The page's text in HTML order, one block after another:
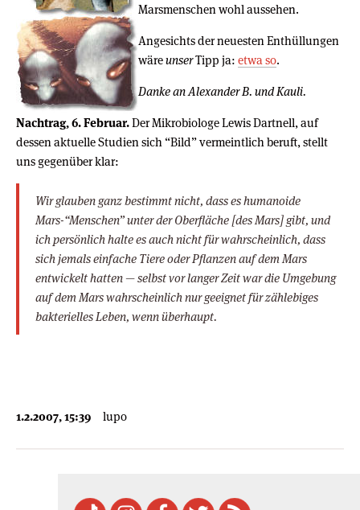
Marsmenschen wohl aussehen.
Angesichts der neuesten Enthüllungen
wäreunserTipp ja: etwa so.
Danke an Alexander B. und Kauli.
Nachtrag, 6. Februar.Der Mikrobiologe Lewis Dartnell, auf
dessen aktuelle Studien sich “Bild” vermeintlich beruft, stellt
uns gegenüber klar:
Wir glauben ganz bestimmt nicht, dass es humanoide
Mars-“Menschen” unter der Oberfläche [des Mars] gibt, und
ich persönlich halte es auch nicht für wahrscheinlich, dass
sich jemals einfache Tiere oder Pflanzen auf dem Mars
entwickelt hatten — selbst vor langer Zeit war die Umgebung
auf dem Mars wahrscheinlich nur geeignet für zählebiges
bakterielles Leben, wenn überhaupt.
1.2.2007, 15:39 lupo